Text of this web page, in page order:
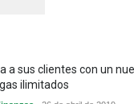
a sus clientes con un
ilimitados